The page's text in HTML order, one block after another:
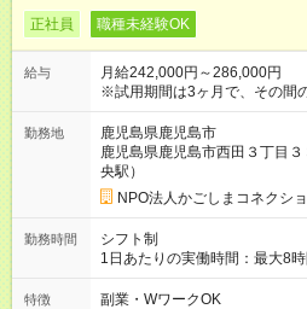
正社員 職種未経験OK
給与
月給242,000円～286,000円
※試用期間は3ヶ月で、その間
かの条件に変更はありません。 【試用期間】試用期間あり 試用
期間の長さ：3ヶ月 雇用形態、
勤務地
鹿児島県鹿児島市
鹿児島県鹿児島市西田３丁目
央駅）
NPO法人かごしまコネクシ
勤務時間
シフト制
1日あたりの実働時間：最大8
間で実働6時間～最大8時間） ※残
例＞ 13:00～19:00（実働6時間
特徴 副業・WワークOK